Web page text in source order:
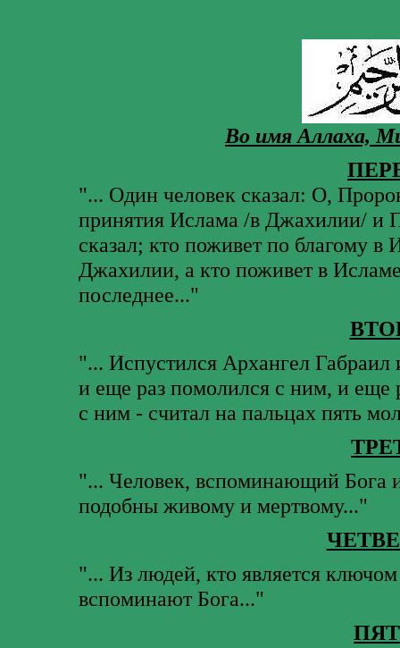
Во имя Аллаха,
"... Один человек сказал: О,
принятия Ислама /в Джахилии/ и
сказал; кто поживет по благому в
Джахилии, а кто поживет в
последнее..."
"... Испустился Архангел
и еще раз помолился с ним, и еще
с ним - считал на пальцах пять
"... Человек, вспоминающий Бога
подобны живому и мертвому..."
"... Из людей, кто является ключом
вспоминают Бога..."